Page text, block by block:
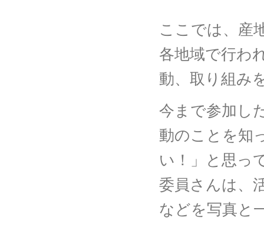
ここでは、産
各地域で行わ
動、取り組み
今まで参加し
動のことを知
い！」と思っ
委員さんは、
などを写真と